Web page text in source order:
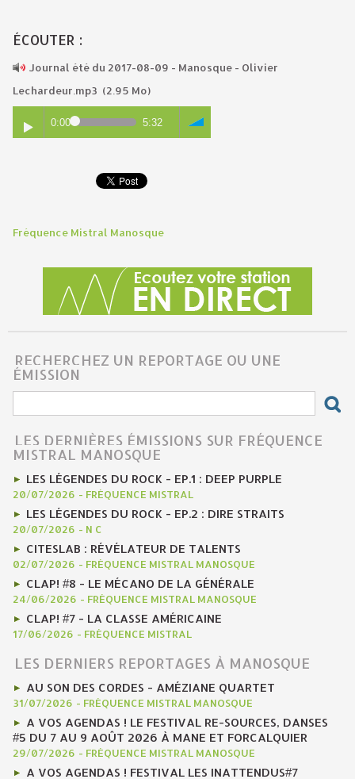
ÉCOUTER :
Journal été du 2017-08-09 - Manosque - Olivier
Lechardeur.mp3 (2.95 Mo)
0:00 5:32
Fréquence Mistral Manosque
RECHERCHEZ UN REPORTAGE OU UNE
ÉMISSION
LES DERNIÈRES ÉMISSIONS SUR FRÉQUENCE
MISTRAL MANOSQUE
LES LÉGENDES DU ROCK - EP.1 : DEEP PURPLE
20/07/2026 - FRÉQUENCE MISTRAL
LES LÉGENDES DU ROCK - EP.2 : DIRE STRAITS
20/07/2026 - N C
CITESLAB : RÉVÉLATEUR DE TALENTS
02/07/2026 - FRÉQUENCE MISTRAL MANOSQUE
CLAP! #8 - LE MÉCANO DE LA GÉNÉRALE
24/06/2026 - FRÉQUENCE MISTRAL MANOSQUE
CLAP! #7 - LA CLASSE AMÉRICAINE
17/06/2026 - FRÉQUENCE MISTRAL
LES DERNIERS REPORTAGES À MANOSQUE
AU SON DES CORDES - AMÉZIANE QUARTET
31/07/2026 - FRÉQUENCE MISTRAL MANOSQUE
A VOS AGENDAS ! LE FESTIVAL RE-SOURCES, DANSES
#5 DU 7 AU 9 AOÛT 2026 À MANE ET FORCALQUIER
29/07/2026 - FRÉQUENCE MISTRAL MANOSQUE
A VOS AGENDAS ! FESTIVAL LES INATTENDUS#7